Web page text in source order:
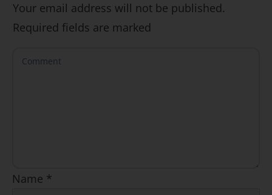
SÍ, QUIERO
Your email address will not be published.
Required fields are marked
Name *